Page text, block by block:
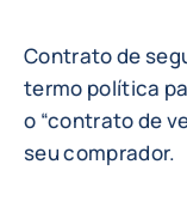
Contrato de
termo política
o “contrato de
seu comprador.